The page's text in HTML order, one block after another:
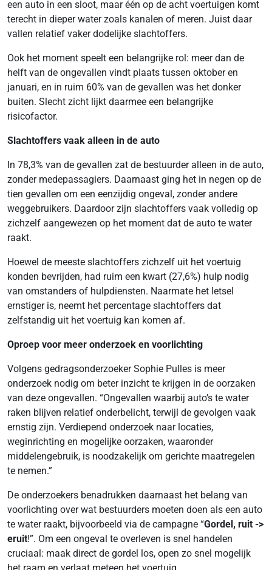
een auto in een sloot, maar één op de acht voertuigen komt
terecht in dieper water zoals kanalen of meren. Juist daar
vallen relatief vaker dodelijke slachtoffers.
Ook het moment speelt een belangrijke rol: meer dan de
helft van de ongevallen vindt plaats tussen oktober en
januari, en in ruim 60% van de gevallen was het donker
buiten. Slecht zicht lijkt daarmee een belangrijke
risicofactor.
Slachtoffers vaak alleen in de auto
In 78,3% van de gevallen zat de bestuurder alleen in de auto,
zonder medepassagiers. Daarnaast ging het in negen op de
tien gevallen om een eenzijdig ongeval, zonder andere
weggebruikers. Daardoor zijn slachtoffers vaak volledig op
zichzelf aangewezen op het moment dat de auto te water
raakt.
Hoewel de meeste slachtoffers zichzelf uit het voertuig
konden bevrijden, had ruim een kwart (27,6%) hulp nodig
van omstanders of hulpdiensten. Naarmate het letsel
ernstiger is, neemt het percentage slachtoffers dat
zelfstandig uit het voertuig kan komen af.
Oproep voor meer onderzoek en voorlichting
Volgens gedragsonderzoeker Sophie Pulles is meer
onderzoek nodig om beter inzicht te krijgen in de oorzaken
van deze ongevallen. “Ongevallen waarbij auto’s te water
raken blijven relatief onderbelicht, terwijl de gevolgen vaak
ernstig zijn. Verdiepend onderzoek naar locaties,
weginrichting en mogelijke oorzaken, waaronder
middelengebruik, is noodzakelijk om gerichte maatregelen
te nemen.”
De onderzoekers benadrukken daarnaast het belang van
voorlichting over wat bestuurders moeten doen als een auto
te water raakt, bijvoorbeeld via de campagne “Gordel, ruit ->
eruit!”. Om een ongeval te overleven is snel handelen
cruciaal: maak direct de gordel los, open zo snel mogelijk